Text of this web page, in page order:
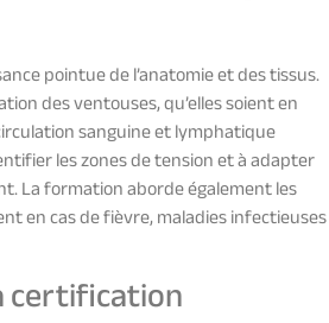
pointue de l’anatomie et des tissus.
des ventouses, qu’elles soient en
sanguine et lymphatique
les zones de tension et à adapter
La formation aborde également les
en cas de fièvre, maladies infectieuses
certification